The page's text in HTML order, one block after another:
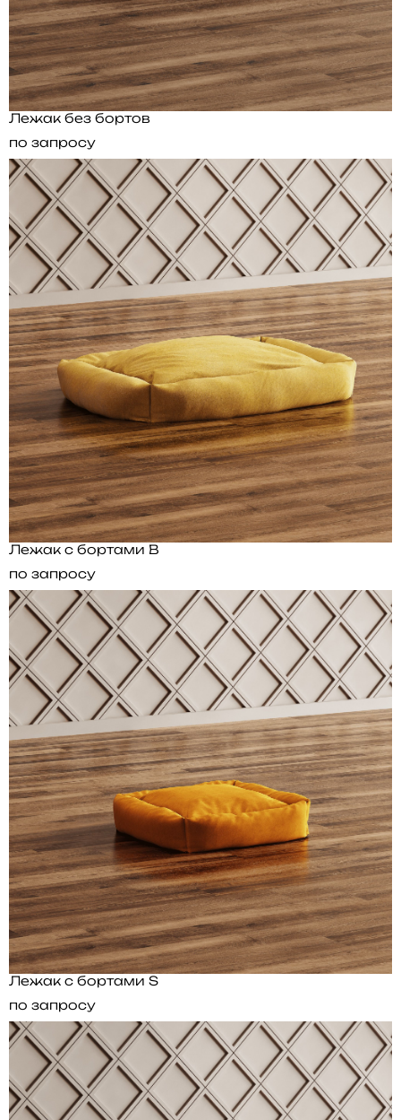
Лежак без бортов
по запросу
Лежак с бортами B
по запросу
Лежак с бортами S
по запросу